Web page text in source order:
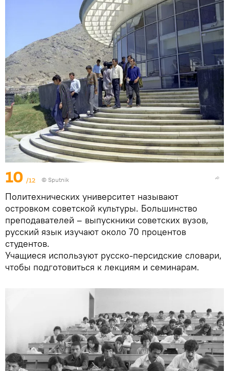
10 /12 © Sputnik
Политехнических университет называют
островком советской культуры. Большинство
преподавателей – выпускники советских вузов,
русский язык изучают около 70 процентов
студентов.
Учащиеся используют русско-персидские словари,
чтобы подготовиться к лекциям и семинарам.